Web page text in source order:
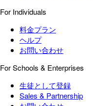
For Individuals
料金プラン
ヘルプ
お問い合わせ
For Schools & Enterprises
生徒として登録
Sales & Partnership